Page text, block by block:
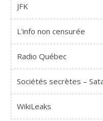
JFK
L'info non censurée
Radio Québec
Sociétés secrètes –
WikiLeaks